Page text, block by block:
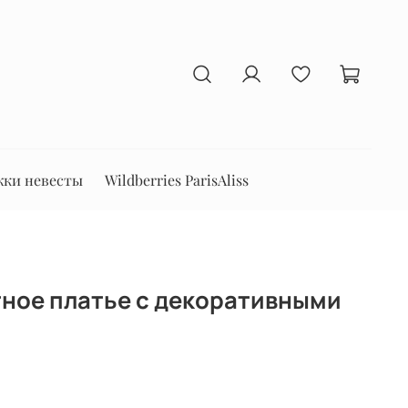
невесты Wildberries ParisAliss
платье с декоративными